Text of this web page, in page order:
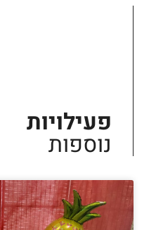
פעילויות
נוספות